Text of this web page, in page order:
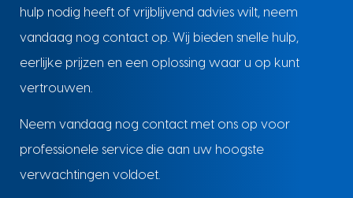
hulp nodig heeft of vrijblijvend advies wilt, neem
vandaag nog contact op. Wij bieden snelle hulp,
eerlijke prijzen en een oplossing waar u op kunt
vertrouwen.
Neem vandaag nog contact met ons op voor
professionele service die aan uw hoogste
verwachtingen voldoet.